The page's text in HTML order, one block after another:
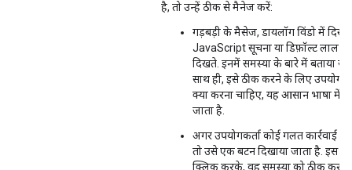
है, तो उन्हें ठीक से मैनेज करें:
गड़बड़ी के मैसेज, डायलॉग विंडो में
JavaScript सूचना या डिफ़ॉल्ट लाल
दिखते. इनमें समस्या के बारे में बताया
साथ ही, इसे ठीक करने के लिए
क्या करना चाहिए, यह आसान भाषा में
जाता है.
अगर उपयोगकर्ता कोई गलत कार्रवाई
तो उसे एक बटन दिखाया जाता है. इस
क्लिक करके, वह समस्या को ठीक कर